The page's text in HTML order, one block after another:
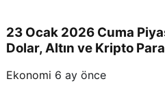
23 Ocak 2026 Cuma
Dolar, Altın ve Kripto
Ekonomi 6 ay önce